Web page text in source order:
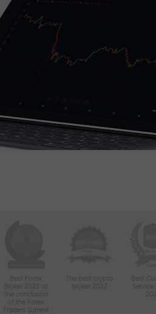
Best Forex
Broker 2023 at
the conclusion
of the Forex
Traders Summit
The best crypto
broker 2022
Best
Service